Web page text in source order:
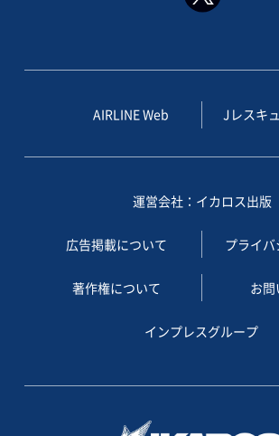
AIRLINE Web Jレスキ
運営会社：イカロス出版
広告掲載について プライ
著作権について お
インプレスグループ